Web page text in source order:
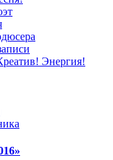
Энергия!